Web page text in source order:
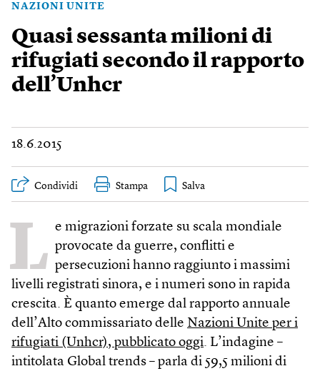
NAZIONI UNITE
Quasi sessanta milioni di
rifugiati secondo il rapporto
dell’Unhcr
18.6.2015
Condividi Stampa
L e migrazioni forzate su scala mondiale
provocate da guerre, conflitti e
persecuzioni hanno raggiunto i massimi
livelli registrati sinora, e i numeri sono in rapida
crescita. È quanto emerge dal rapporto annuale
dell’Alto commissariato delle Nazioni Unite per i
rifugiati (Unhcr), pubblicato oggi. L’indagine –
intitolata Global trends – parla di 59,5 milioni di